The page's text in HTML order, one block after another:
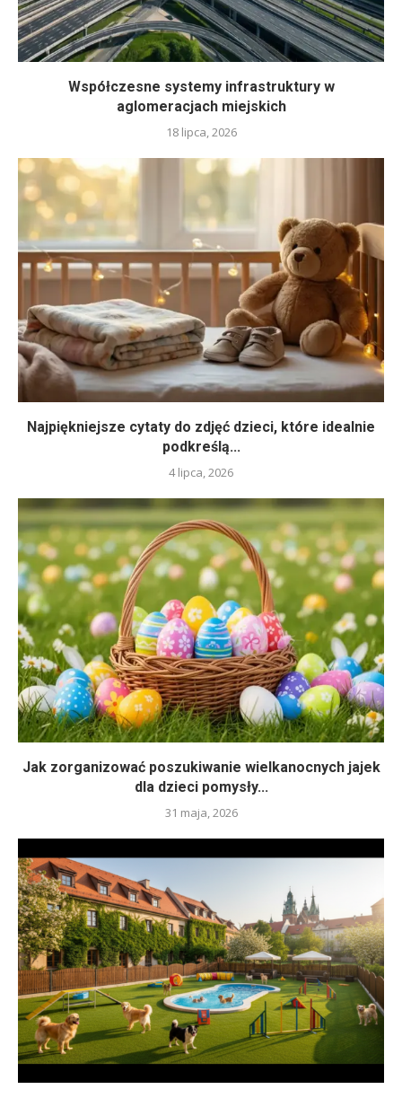
Współczesne systemy infrastruktury w
aglomeracjach miejskich
18 lipca, 2026
Najpiękniejsze cytaty do zdjęć dzieci, które idealnie
podkreślą...
4 lipca, 2026
Jak zorganizować poszukiwanie wielkanocnych jajek
dla dzieci pomysły...
31 maja, 2026